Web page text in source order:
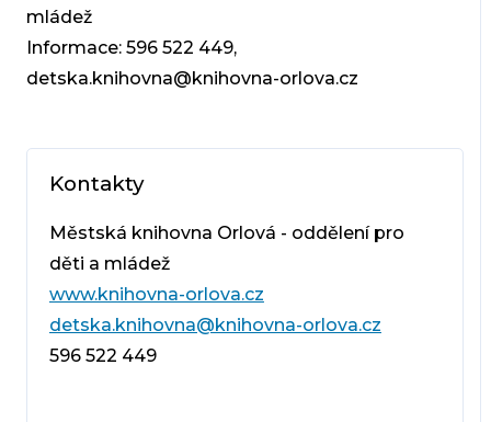
mládež
Informace: 596 522 449,
detska.knihovna@knihovna-orlova.cz
Kontakty
Městská knihovna Orlová - oddělení pro
děti a mládež
www.knihovna-orlova.cz
detska.knihovna@knihovna-orlova.cz
596 522 449